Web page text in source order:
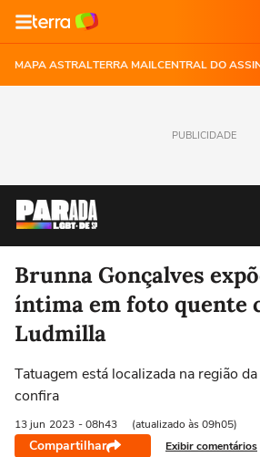
MAPA ASTRALTERRA MAILCENTRAL DO
PUBLICIDADE
Brunna Gonçalves
íntima em foto quente
Ludmilla
Tatuagem está localizada na região
confira
13 jun 2023 - 08h43 (atualizado às 09h05)
Compartilhar Exibir comentários